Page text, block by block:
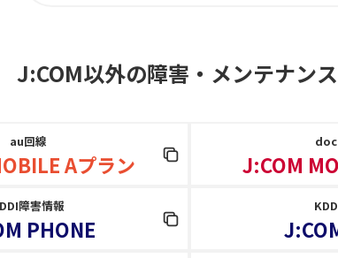
J:COM以外の障害 ・ メンテナン
au回線
Aプラン J:COM
障害情報
PHONE